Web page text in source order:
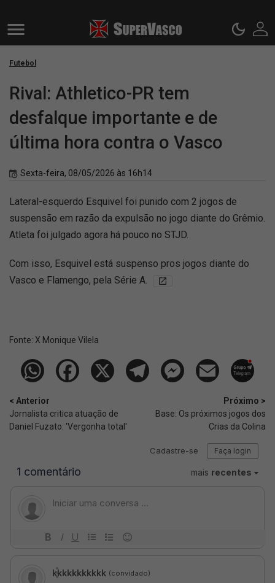
Futebol
Rival: Athletico-PR tem
desfalque importante e de
última hora contra o Vasco
Sexta-feira, 08/05/2026 às 16h14
Lateral-esquerdo Esquivel foi punido com 2 jogos de
suspensão em razão da expulsão no jogo diante do Grêmio.
Atleta foi julgado agora há pouco no STJD.
Com isso, Esquivel está suspenso pros jogos diante do
Vasco e Flamengo, pela Série A.
Fonte: X Monique Vilela
< Anterior
Jornalista critica atuação de
Daniel Fuzato: 'Vergonha total'
Próximo >
Base: Os próximos jogos dos
Crias da Colina